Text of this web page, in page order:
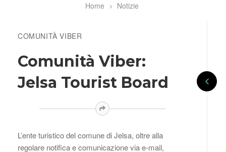
Home Notizie
COMUNITÀ VIBER
Comunità Viber:
Jelsa Tourist Board
L’ente turistico del comune di Jelsa, oltre alla
regolare notifica e comunicazione via e-mail,